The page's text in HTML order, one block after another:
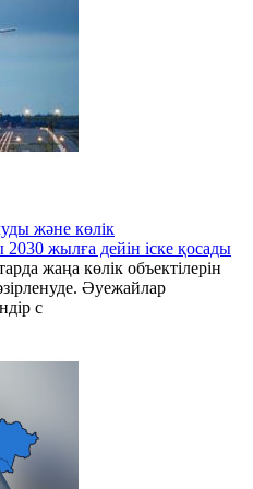
және көлік
жылға дейін іске қосады
жаңа көлік объектілерін
Әуежайлар
с